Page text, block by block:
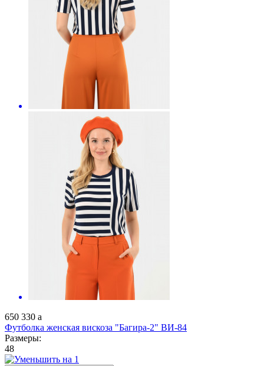
650 330 a
Футболка женская вискоза "Багира-2" ВИ-84
Размеры:
48